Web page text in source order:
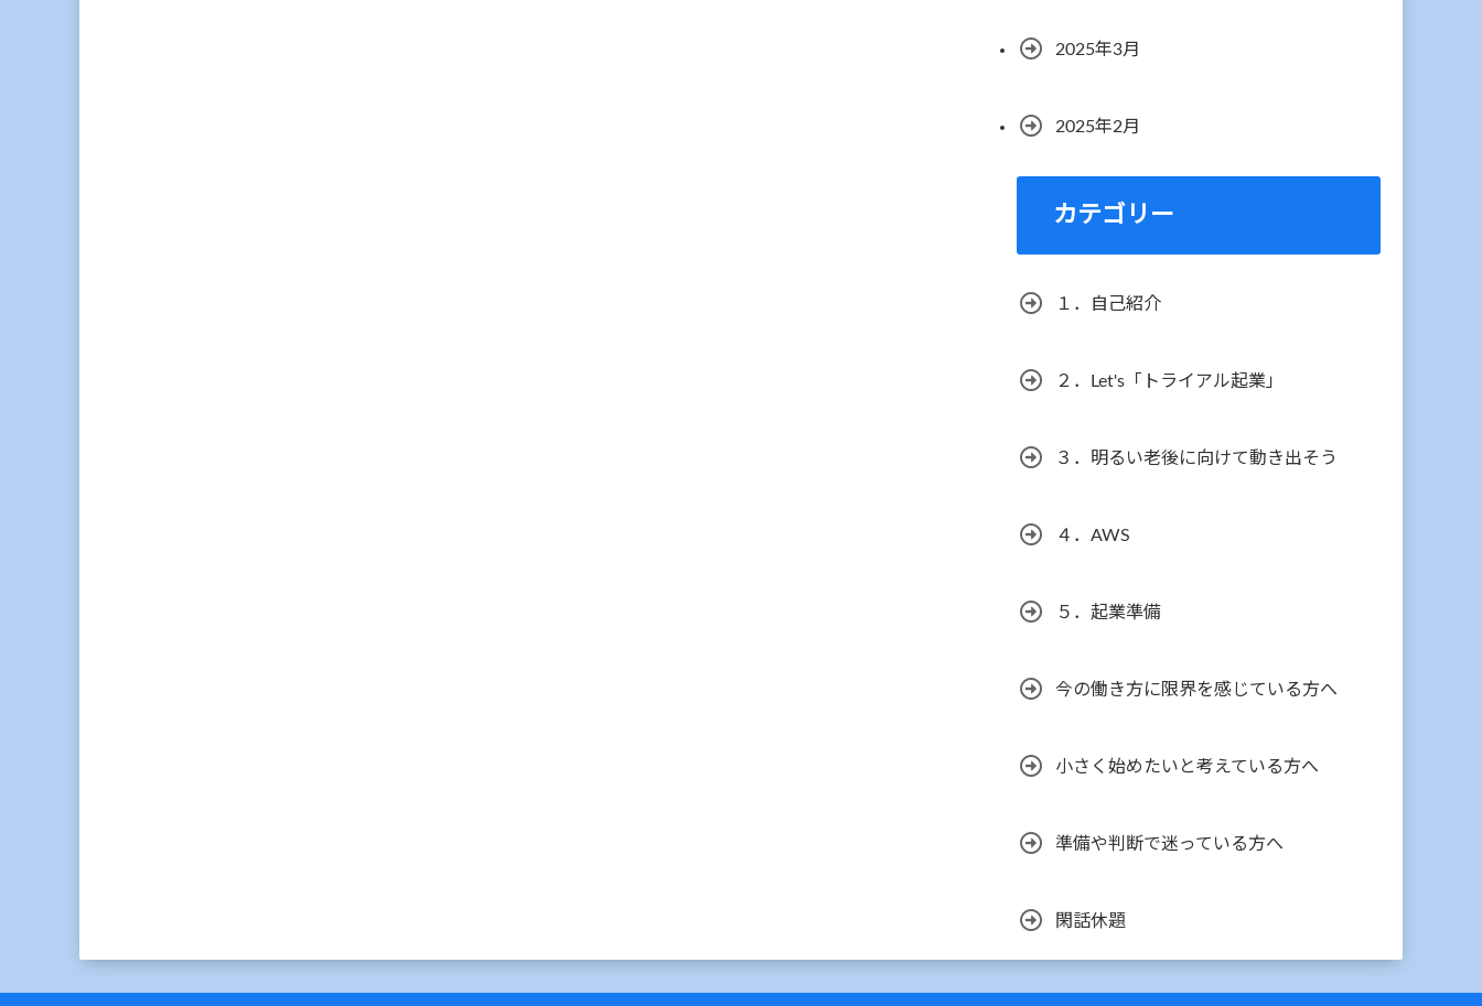
2025年3月
2025年2月
カテゴリー
１．自己紹介
２．Let's「トライアル起業」
３．明るい老後に向けて動き出そう
４．AWS
５．起業準備
今の働き方に限界を感じている方へ
小さく始めたいと考えている方へ
準備や判断で迷っている方へ
閑話休題